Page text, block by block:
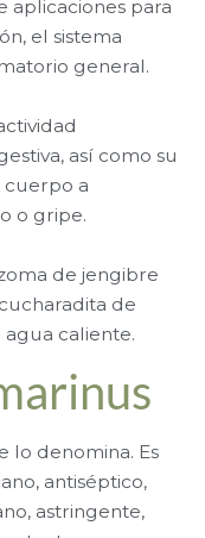
aplicaciones para
el sistema
general.
así como su
cuerpo a
o gripe.
de jengibre
de
caliente.
lo denomina. Es
antiséptico,
astringente,